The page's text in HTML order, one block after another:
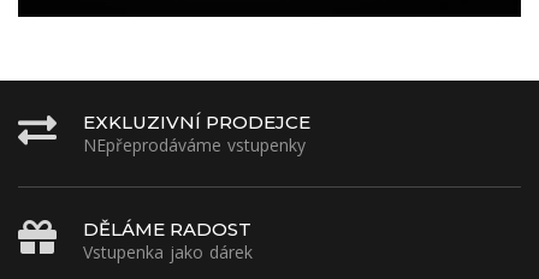
EXKLUZIVNÍ PRODEJCE
NEpřeprodáváme vstupenky
DĚLÁME RADOST
Vstupenka jako dárek